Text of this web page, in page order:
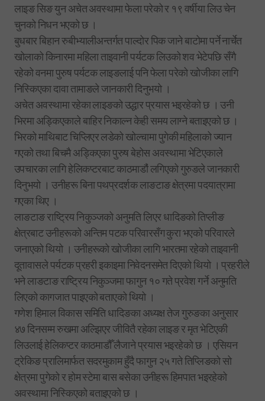
लाइङ सिङ युन अचेत अवस्थामा फेला परेको र १९ वर्षीया लिउ चेन
चुनको निधन भएको छ ।
बुधबार बिहान रुबीभ्यालीअन्तर्गत पाल्दोर पिक जाने बाटोमा पर्ने नार्चेत
खोलाको किनारमा महिला ताइवानी पर्यटक लिउको शव भेटेपछि सँगै
रहेको वनमा पुरुष पर्यटक लाइङलाई पनि फेला परेको खोजीका लागि
निस्किएका दावा तामाङले जानकारी दिनुभयो ।
अचेत अवस्थामा रहेका लाइङको उद्धार प्रयास भइरहेको छ । उनी
भिरमा अड्किएकाले बाहिर निकाल्न केही समय लाग्ने बताइएको छ ।
भिरको माथिबाट चिप्लिएर लडेको खोल्चामा पुगेकी महिलाको ज्यान
गएको तथा बिचमै अड्किएका पुरुष बेहोस अवस्थामा भेटिएकाले
उपचारका लागि हेलिकप्टरबाट काठमाडौ‌ं लगिएको गुरुङले जानकारी
दिनुभयो । उनीहरू बिना पथप्रदर्शक लाङटाङ क्षेत्रमा पदयात्रामा
गएका थिए ।
लाङटाङ राष्ट्रिय निकुञ्जको अनुमति लिएर धादिङको तिप्लीङ
क्षेत्रबाट उनीहरूको अन्तिम पटक परिवारसँग कुरा भएको परिवारले
जनाएको थियो । उनीहरूको खोजीका लागि भारतमा रहेको ताइवानी
दूतावासले पर्यटक प्रहरी इकाइमा निवेदनसमेत दिएको थियो । प्रहरीले
भने लाङटाङ राष्ट्रिय निकुञ्जमा फागुन १० गते प्रवेश गर्ने अनुमति
लिएको कागजात पाइएको बताएको थियो ।
गणेश हिमाल विकास समिति धादिङका अध्यक्ष तेज गुरुङका अनुसार
४७ दिनसम्म रुखमा अल्झिएर जीवितै रहेका लाइङ र मृत भेटिएकी
लिउलाई हेलिकप्टर काठमाडौँ लैजाने प्रयास भइरहेको छ । एसियन
ट्रेकिङ प्रालिमार्फत सदरमुकाम हुँदै फागुन २५ गते तिप्लिङको सो
क्षेत्रमा पुगेको र होम स्टेमा बास बसेका उनीहरू हिमपात भइरहेको
अवस्थामा निस्किएको बताइएको छ ।